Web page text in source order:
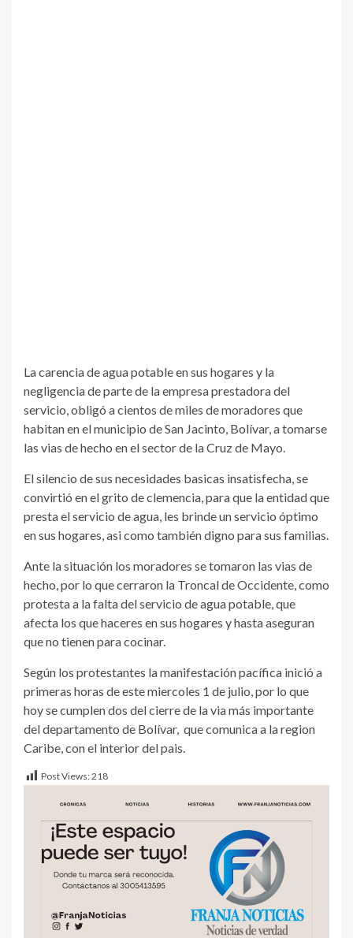
La carencia de agua potable en sus hogares y la
negligencia de parte de la empresa prestadora del
servicio, obligó a cientos de miles de moradores que
habitan en el municipio de San Jacinto, Bolívar, a tomarse
las vias de hecho en el sector de la Cruz de Mayo.
El silencio de sus necesidades basicas insatisfecha, se
convirtió en el grito de clemencia, para que la entidad que
presta el servicio de agua, les brinde un servicio óptimo
en sus hogares, asi como también digno para sus familias.
Ante la situación los moradores se tomaron las vias de
hecho, por lo que cerraron la Troncal de Occidente, como
protesta a la falta del servicio de agua potable, que
afecta los que haceres en sus hogares y hasta aseguran
que no tienen para cocinar.
Según los protestantes la manifestación pacífica inició a
primeras horas de este miercoles 1 de julio, por lo que
hoy se cumplen dos del cierre de la via más importante
del departamento de Bolívar, que comunica a la region
Caribe, con el interior del pais.
Post Views:218